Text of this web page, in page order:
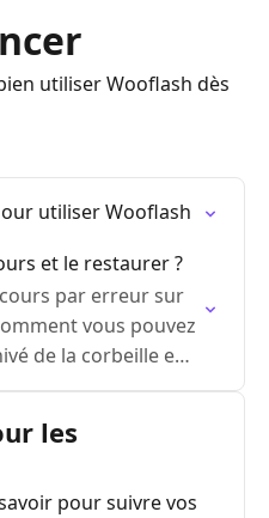
utiliser Wooflash dès
utiliser Wooflash
et le restaurer ?
par erreur sur
vous pouvez
de la corbeille en
!
les
pour suivre vos